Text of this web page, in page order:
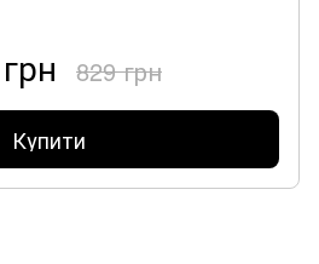
829 грн
Купити